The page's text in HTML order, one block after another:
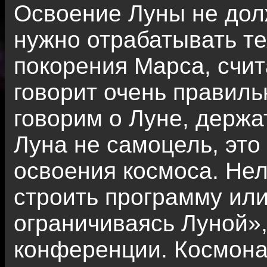
Освоение Луны не
нужно отрабатывать
покорения Марса,
говорит очень
говорим о Луне,
Луна не самоцель,
освоения космоса.
строить программу
ограничиваясь
конференции.